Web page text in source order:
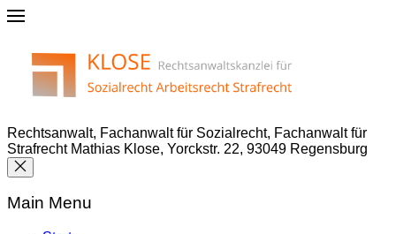
Rechtsanwalt, Fachanwalt für Sozialrecht, Fachanwalt für
Strafrecht Mathias Klose, Yorckstr. 22, 93049 Regensburg
Main Menu